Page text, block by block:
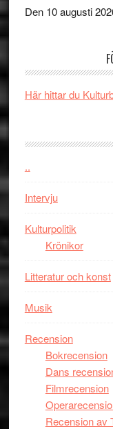
Den 10 augusti
Här hittar du
..
Intervju
Kulturpolitik
Krönikor
Litteratur och konst
Musik
Recension
Bokrecension
Dans
Filmrecension
Recension av